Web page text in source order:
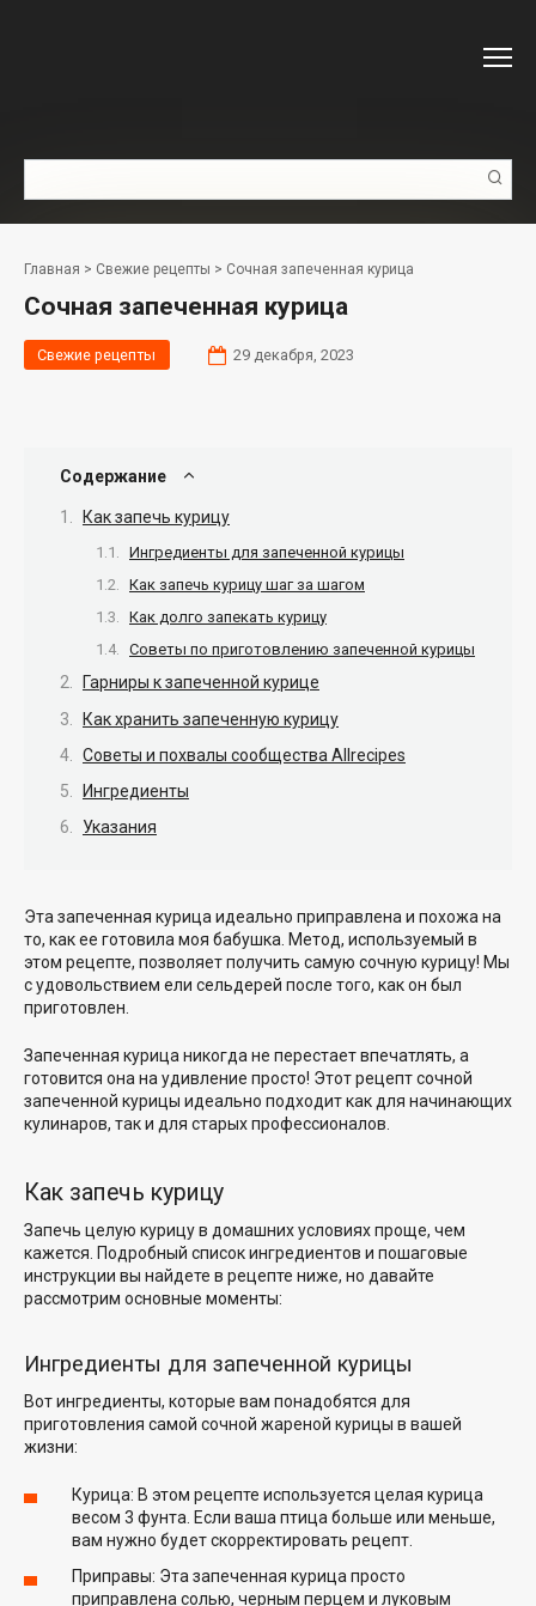
Главная > Свежие рецепты > Сочная запеченная курица
Сочная запеченная курица
Свежие рецепты 29 декабря, 2023
Содержание
Как запечь курицу
Ингредиенты для запеченной курицы
Как запечь курицу шаг за шагом
Как долго запекать курицу
Советы по приготовлению запеченной курицы
Гарниры к запеченной курице
Как хранить запеченную курицу
Советы и похвалы сообщества Allrecipes
Ингредиенты
Указания
Эта запеченная курица идеально приправлена и похожа на
то, как ее готовила моя бабушка. Метод, используемый в
этом рецепте, позволяет получить самую сочную курицу! Мы
с удовольствием ели сельдерей после того, как он был
приготовлен.
Запеченная курица никогда не перестает впечатлять, а
готовится она на удивление просто! Этот рецепт сочной
запеченной курицы идеально подходит как для начинающих
кулинаров, так и для старых профессионалов.
Как запечь курицу
Запечь целую курицу в домашних условиях проще, чем
кажется. Подробный список ингредиентов и пошаговые
инструкции вы найдете в рецепте ниже, но давайте
рассмотрим основные моменты:
Ингредиенты для запеченной курицы
Вот ингредиенты, которые вам понадобятся для
приготовления самой сочной жареной курицы в вашей
жизни:
Курица: В этом рецепте используется целая курица
весом 3 фунта. Если ваша птица больше или меньше,
вам нужно будет скорректировать рецепт.
Приправы: Эта запеченная курица просто
приправлена солью, черным перцем и луковым